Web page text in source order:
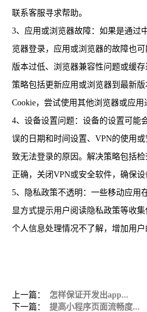
联系客服寻求帮助。
3、应用或浏览器故障：如果是通过
览器登录，应用或浏览器的故障也
版本过低、浏览器兼容性问题或缓
策略包括更新应用或浏览器到最新
Cookie，尝试使用其他浏览器或应用
4、设备设置问题：设备的设置可能
误的日期和时间设置、VPN的使用
致无法登录的原因。解决策略包括
正确，关闭VPN或安全软件，确保设
5、隐私政策不透明：一些移动应用
显方式提示用户阅读隐私政策等收
个人信息处理情况不了解，增加用户
上一篇：
怎样保证开发出app...
下一篇：
提高小程序页面流畅度...